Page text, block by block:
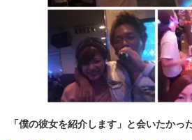
「僕の彼女を紹介します」と会いたかっ